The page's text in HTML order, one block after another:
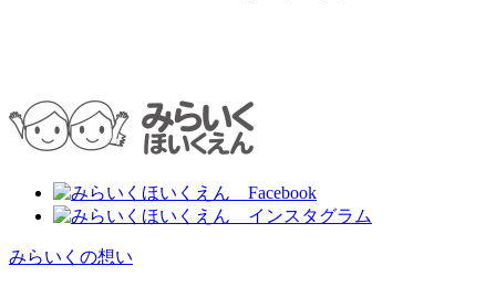
みらいくの想い